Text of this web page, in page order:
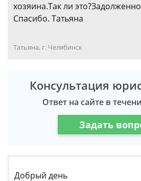
хозяина.Так ли
Спасибо. Татьяна
Татьяна, г. Челябинск
Консультация
Ответ на сайте в
Задать
Добрый день